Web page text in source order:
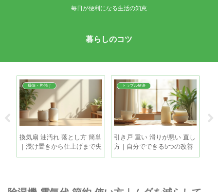
毎日が便利になる生活の知恵
暮らしのコツ
掃除・片付け
換気扇 油汚れ 落とし方 簡単
｜浸け置きから仕上げまで失
敗しない時短掃除
トラブル解決
引き戸 重い 滑りが悪い 直し
方｜自分でできる5つの改善
策